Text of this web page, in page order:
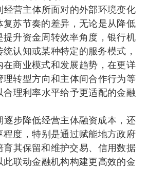
经营主体所面对的外部环境变化
苏节奏的差异，无论是从降低
升资金周转效率角度 ，银行机
认知或某种特定的服务模式，
商业模式和发展趋势，在更详
理转型方向和主体间合作行为等
以合理利率水平给予更适配的金融
步降低经营主体融资成本，还
度，特别是通过赋能地方政府
育其保留和维护交易、信用数据
此联动金融机构构建更高效的金